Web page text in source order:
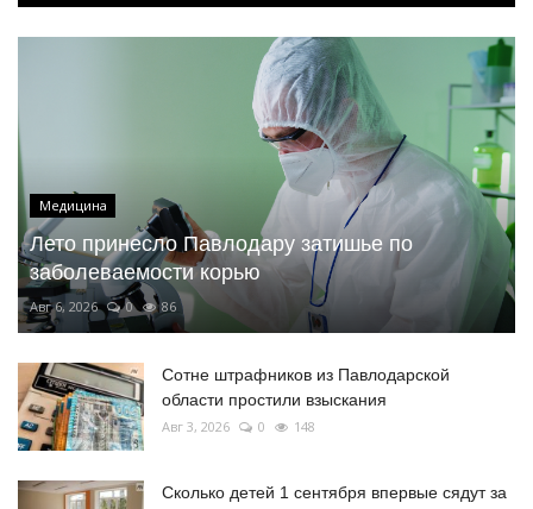
Медицина
Лето принесло Павлодару затишье по
заболеваемости корью
Авг 6, 2026 0 86
Сотне штрафников из Павлодарской
области простили взыскания
Авг 3, 2026 0 148
Сколько детей 1 сентября впервые сядут за